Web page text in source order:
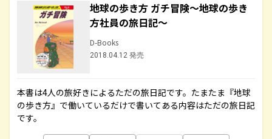
地球の歩き方 ガチ冒険～地球の歩き
方社員の旅日記～
D-Books
2018.04.12 発売
本書は4人の旅好きによるただの旅日記です。たまたま『地球
の歩き方』で働いているだけで書いてある内容はただの旅日記
です。